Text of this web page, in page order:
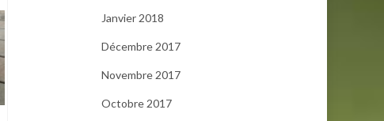
Janvier 2018
Décembre 2017
Novembre 2017
Octobre 2017